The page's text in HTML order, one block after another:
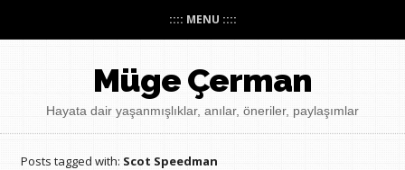
:::: MENU ::::
Müge Çerman
Hayata dair yaşanmışlıklar, anılar, öneriler, paylaşımlar
Posts tagged with: Scot Speedman